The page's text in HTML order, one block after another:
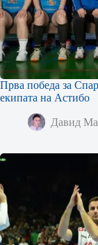
Прва победа за
екипата на Астибо
Давид